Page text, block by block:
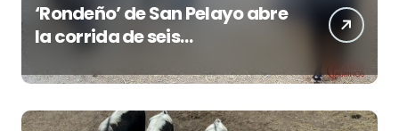
‘Rondeño’ de San Pelayo abre
la corrida de seis
Santa María esta noche